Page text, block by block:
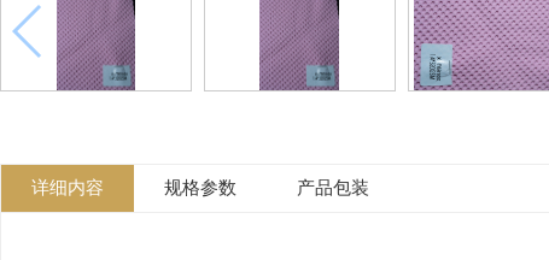
详细内容 规格参数 产品包装